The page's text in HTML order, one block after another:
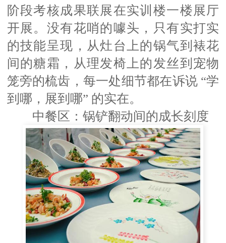
阶段考核成果联展在实训楼一楼展厅
开展。没有花哨的噱头，只有实打实
的技能呈现，从灶台上的锅气到裱花
间的糖霜，从理发椅上的发丝到宠物
笼旁的梳齿，每一处细节都在诉说 “学
到哪，展到哪” 的实在。
中餐区：锅铲翻动间的成长刻度